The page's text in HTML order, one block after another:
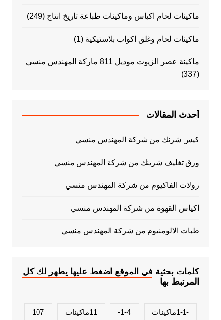
ماكينات لحام اكياس وماكينات طباعة تاريخ انتاج (249)
ماكينات لحام وغلق اكواب بلاستيكية (1)
ماكينة عصر الزيوت موديل 811 ماركة المهندس منسي
(337)
أحدث المقالات
كيس شرنك من شركة المهندس منسي
ورق تغليف شرينك من شركة المهندس منسي
رولات الفاكيوم من شركة المهندس منسي
اكياس القهوة من شركة المهندس منسي
طبات الالومنيوم من شركة المهندس منسي
كلمات بحثية في الموقع اضغط عليها يطهر لك كل
المرتبط بها
-1-1ماكينات 1-4- 11ماكينات 107